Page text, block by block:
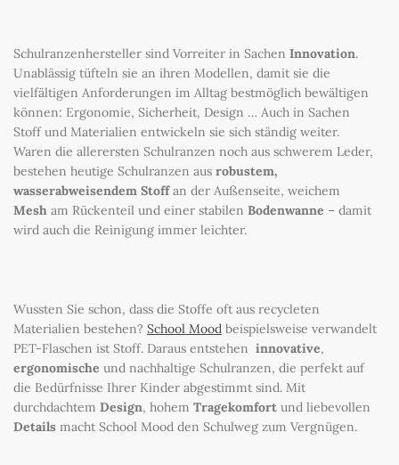
Schulranzenhersteller sind Vorreiter in Sachen Innovation.
Unablässig tüfteln sie an ihren Modellen, damit sie die
vielfältigen Anforderungen im Alltag bestmöglich bewältigen
können: Ergonomie, Sicherheit, Design … Auch in Sachen
Stoff und Materialien entwickeln sie sich ständig weiter.
Waren die allerersten Schulranzen noch aus schwerem Leder,
bestehen heutige Schulranzen aus robustem,
wasserabweisendem Stoffan der Außenseite, weichem
Mesh am Rückenteil und einer stabilen Bodenwanne – damit
wird auch die Reinigung immer leichter.
Wussten Sie schon, dass die Stoffe oft aus recycleten
Materialien bestehen? School Mood beispielsweise verwandelt
PET-Flaschen ist Stoff. Daraus entstehen innovative,
ergonomische und nachhaltige Schulranzen, die perfekt auf
die Bedürfnisse Ihrer Kinder abgestimmt sind. Mit
durchdachtem Design, hohem Tragekomfort und liebevollen
Details macht School Mood den Schulweg zum Vergnügen.